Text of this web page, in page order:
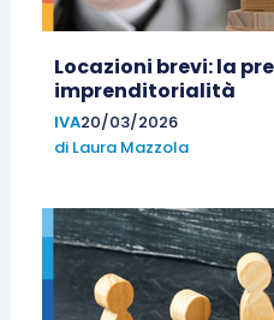
Locazioni brevi: la
imprenditorialità
IVA20/03/2026
di Laura Mazzola